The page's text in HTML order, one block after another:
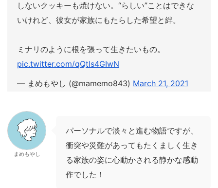
しないクッキーも焼けない。“らしい”ことはできな
いけれど、彼女が家族にもたらした希望と絆。
ミナリのように根を張って生きたいもの。
pic.twitter.com/qQtIs4GIwN
— まめもやし (@mamemo843) March 21, 2021
まめもやし
パーソナルで淡々と進む物語ですが、
衝突や災難があってもたくましく生き
る家族の姿に心動かされる静かな感動
作でした！